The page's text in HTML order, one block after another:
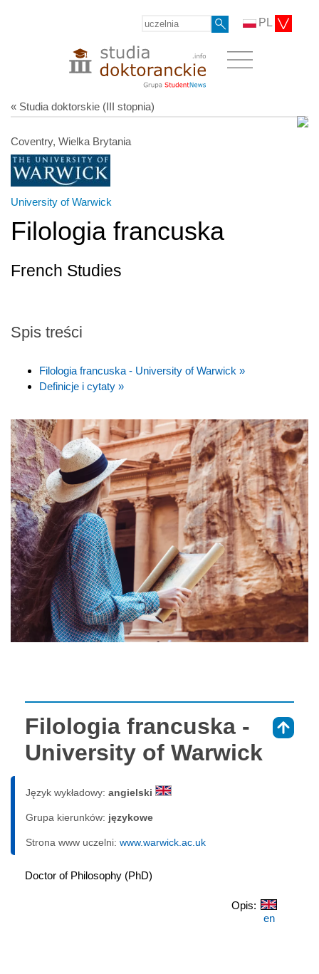
PL
« Studia doktorskie (III stopnia)
Coventry, Wielka Brytania
University of Warwick
Filologia francuska
French Studies
Spis treści
Filologia francuska - University of Warwick »
Definicje i cytaty »
Filologia francuska -
University of Warwick
Język wykładowy: angielski
Grupa kierunków: językowe
Strona www uczelni: www.warwick.ac.uk
Doctor of Philosophy (PhD)
Opis:
en